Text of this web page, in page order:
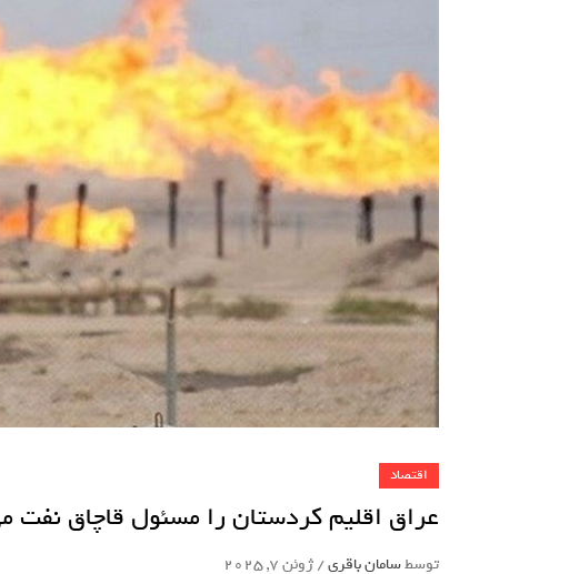
اقتصاد
عراق اقلیم کردستان را مسئول قاچاق نفت
توسطسامان باقری/ژوئن 7, 2025